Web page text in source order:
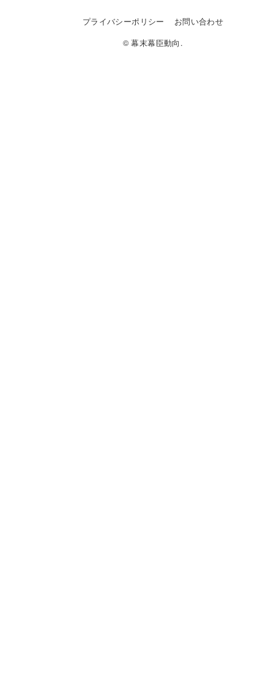
プライバシーポリシー
お問い合わせ
© 幕末幕臣動向.